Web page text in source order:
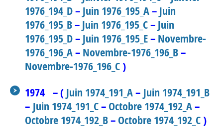
1976_194_D– Juin 1976_195_A– Juin
1976_195_B– Juin 1976_195_C– Juin
1976_195_D– Juin 1976_195_E– Novembre-
1976_196_A– Novembre-1976_196_B–
Novembre-1976_196_C)
1974 – ( Juin 1974_191_A– Juin 1974_191_B
– Juin 1974_191_C– Octobre 1974_192_A–
Octobre 1974_192_B– Octobre 1974_192_C)